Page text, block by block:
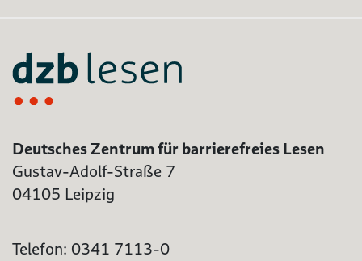
Deutsches Zentrum für barrierefreies Lesen
Gustav-Adolf-Straße 7
04105 Leipzig
Telefon: 0341 7113-0